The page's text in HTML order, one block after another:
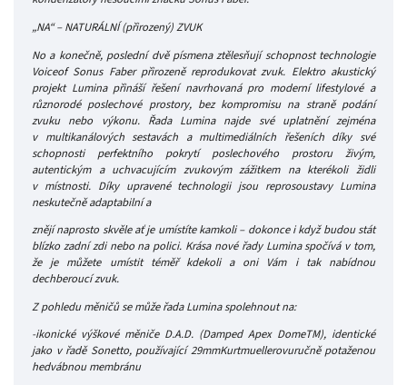
„NA“ – NATURÁLNÍ (přirozený) ZVUK
No a konečně, poslední dvě písmena ztělesňují schopnost technologie
Voiceof Sonus Faber přirozeně reprodukovat zvuk. Elektro akustický
projekt Lumina přináší řešení navrhovaná pro moderní lifestylové a
různorodé poslechové prostory, bez kompromisu na straně podání
zvuku nebo výkonu. Řada Lumina najde své uplatnění zejména
v multikanálových sestavách a multimediálních řešeních díky své
schopnosti perfektního pokrytí poslechového prostoru živým,
autentickým a uchvacujícím zvukovým zážitkem na kterékoli židli
v místnosti. Díky upravené technologii jsou reprosoustavy Lumina
neskutečně adaptabilní a
znějí naprosto skvěle ať je umístíte kamkoli – dokonce i když budou stát
blízko zadní zdi nebo na polici. Krása nové řady Lumina spočívá v tom,
že je můžete umístit téměř kdekoli a oni Vám i tak nabídnou
dechberoucí zvuk.
Z pohledu měničů se může řada Lumina spolehnout na:
-ikonické výškové měniče D.A.D. (Damped Apex DomeTM), identické
jako v řadě Sonetto, používající 29mmKurtmuellerovuručně potaženou
hedvábnou membránu